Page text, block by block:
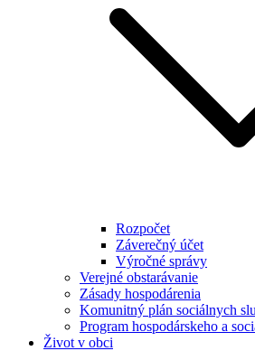
Rozpočet
Záverečný účet
Výročné správy
Verejné obstarávanie
Zásady hospodárenia
Komunitný plán sociálnych
Program hospodárskeho a
Život v obci